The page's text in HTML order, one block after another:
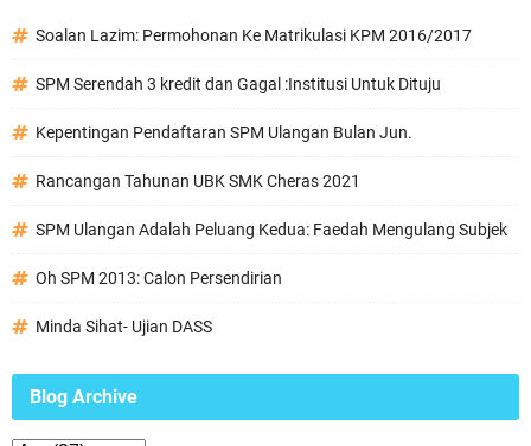
Soalan Lazim: Permohonan Ke Matrikulasi KPM 2016/2017
SPM Serendah 3 kredit dan Gagal :Institusi Untuk Dituju
Kepentingan Pendaftaran SPM Ulangan Bulan Jun.
Rancangan Tahunan UBK SMK Cheras 2021
SPM Ulangan Adalah Peluang Kedua: Faedah Mengulang Subjek
Oh SPM 2013: Calon Persendirian
Minda Sihat- Ujian DASS
Blog Archive